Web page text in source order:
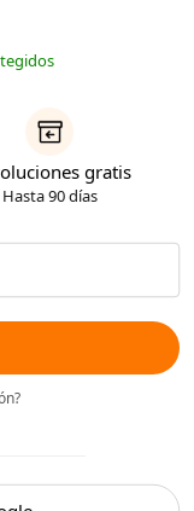
gratis
Hasta 90 días